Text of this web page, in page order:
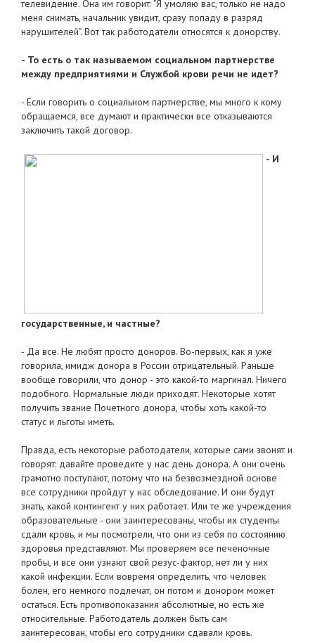
телевидение. Она им говорит: "Я умоляю вас, только не надо
меня снимать, начальник увидит, сразу попаду в разряд
нарушителей". Вот так работодатели относятся к донорству.
- То есть о так называемом социальном партнерстве
между предприятиями и Службой крови речи не идет?
- Если говорить о социальном партнерстве, мы много к кому
обращаемся, все думают и практически все отказываются
заключить такой договор.
- И
государственные, и частные?
- Да все. Не любят просто доноров. Во-первых, как я уже
говорила, имидж донора в России отрицательный. Раньше
вообще говорили, что донор - это какой-то маргинал. Ничего
подобного. Нормальные люди приходят. Некоторые хотят
получить звание Почетного донора, чтобы хоть какой-то
статус и льготы иметь.
Правда, есть некоторые работодатели, которые сами звонят и
говорят: давайте проведите у нас день донора. А они очень
грамотно поступают, потому что на безвозмездной основе
все сотрудники пройдут у нас обследование. И они будут
знать, какой контингент у них работает. Или те же учреждения
образовательные - они заинтересованы, чтобы их студенты
сдали кровь, и мы посмотрели, что они из себя по состоянию
здоровья представляют. Мы проверяем все печеночные
пробы, и все они узнают свой резус-фактор, нет ли у них
какой инфекции. Если вовремя определить, что человек
болен, его немного подлечат, он потом и донором может
остаться. Есть противопоказания абсолютные, но есть же
относительные. Работодатель должен быть сам
заинтересован, чтобы его сотрудники сдавали кровь.